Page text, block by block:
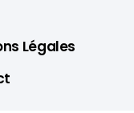
Légales